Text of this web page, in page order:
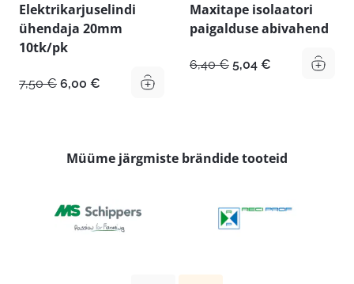
Elektrikarjuselindi
ühendaja 20mm
10tk/pk
7,50€ Algne
6,00 € Praegune
Maxitape isolaatori
paigalduse abivahend
6,40€ Algne
5,04 € Praegune
Müüme järgmiste brändide tooteid